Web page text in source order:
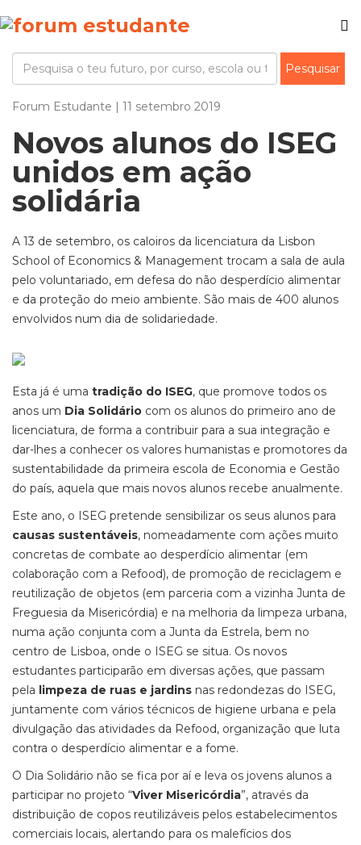
Forum Estudante | 11 setembro 2019
Novos alunos do ISEG
unidos em ação
solidária
A 13 de setembro, os caloiros da licenciatura da Lisbon
School of Economics & Management trocam a sala de aula
pelo voluntariado, em defesa do não desperdício alimentar
e da proteção do meio ambiente. São mais de 400 alunos
envolvidos num dia de solidariedade.
Esta já é uma tradição do ISEG, que promove todos os
anos um Dia Solidário com os alunos do primeiro ano de
licenciatura, de forma a contribuir para a sua integração e
dar-lhes a conhecer os valores humanistas e promotores da
sustentabilidade da primeira escola de Economia e Gestão
do país, aquela que mais novos alunos recebe anualmente.
Este ano, o ISEG pretende sensibilizar os seus alunos para
causas sustentáveis, nomeadamente com ações muito
concretas de combate ao desperdício alimentar (em
colaboração com a Refood), de promoção de reciclagem e
reutilização de objetos (em parceria com a vizinha Junta de
Freguesia da Misericórdia) e na melhoria da limpeza urbana,
numa ação conjunta com a Junta da Estrela, bem no
centro de Lisboa, onde o ISEG se situa. Os novos
estudantes participarão em diversas ações, que passam
pela limpeza de ruas e jardins nas redondezas do ISEG,
juntamente com vários técnicos de higiene urbana e pela
divulgação das atividades da Refood, organização que luta
contra o desperdício alimentar e a fome.
O Dia Solidário não se fica por aí e leva os jovens alunos a
participar no projeto “Viver Misericórdia”, através da
distribuição de copos reutilizáveis pelos estabelecimentos
comerciais locais, alertando para os malefícios dos